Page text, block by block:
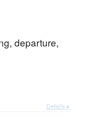
departure,
Details ▸